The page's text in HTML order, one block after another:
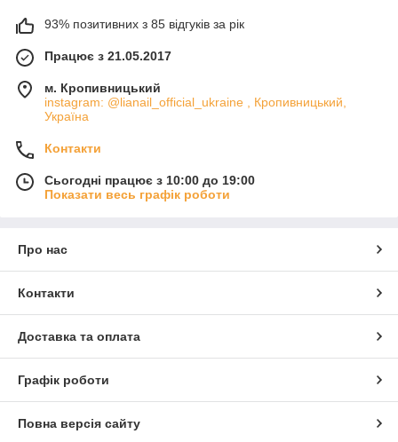
93% позитивних з 85 відгуків за рік
Працює з 21.05.2017
м. Кропивницький
instagram: @lianail_official_ukraine , Кропивницький,
Україна
Контакти
Сьогодні працює з 10:00 до 19:00
Показати весь графік роботи
Про нас
Контакти
Доставка та оплата
Графік роботи
Повна версія сайту